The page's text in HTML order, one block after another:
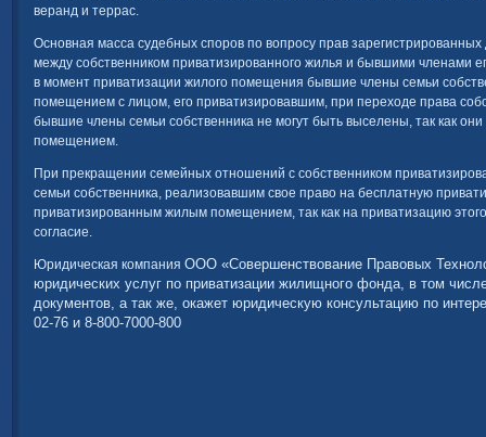
веранд и террас.
Основная масса судебных споров по вопросу прав
между собственником приватизированного жилья и бывшими членами
в момент приватизации жилого помещения бывшие члены семьи
помещением с лицом, его приватизировавшим, при переходе права
бывшие члены семьи собственника не могут быть выселены, так как
помещением.
При прекращении семейных отношений с собственником
семьи собственника, реализовавшим свое право на бесплатную
приватизированным жилым помещением, так как на приватизацию
согласие.
Юридическая компания ООО «Совершенствование Правовых
юридических услуг по приватизации жилищного фонда, в том
документов, а так же, окажет юридическую консультацию по
02-76 и 8-800-7000-800